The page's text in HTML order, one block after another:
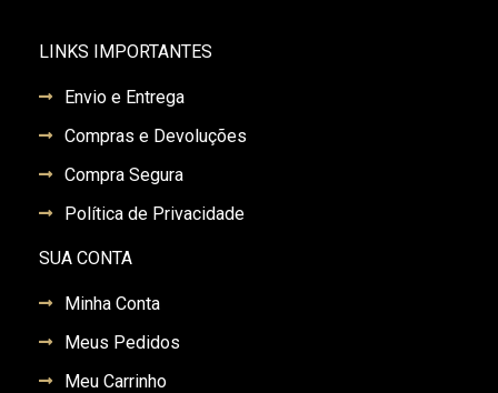
LINKS IMPORTANTES
Envio e Entrega
Compras e Devoluções
Compra Segura
Política de Privacidade
SUA CONTA
Minha Conta
Meus Pedidos
Meu Carrinho